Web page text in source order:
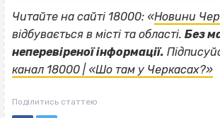
Читайте на сайті 18000: «Новини
відбувається в місті та області. Без
неперевіреної інформації.
канал 18000 | «Шо там у Черкасах?»
Поділитись статтею